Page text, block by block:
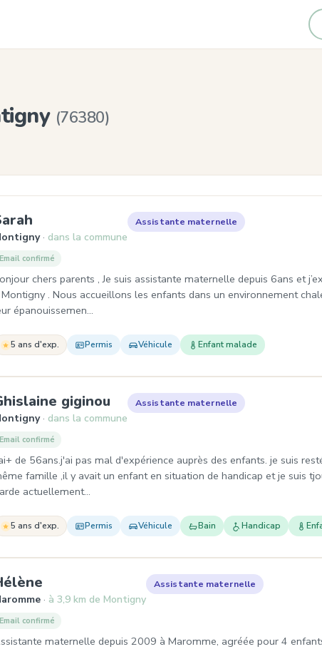
(76380)
, Assistante maternelle à Montigny
dans la commune
Assistante maternelle
Email confirmé
chers parents , Je suis assistante maternelle depuis 6ans et
. Nous accueillons les enfants dans un environnement
épanouissemen…
5 ans d'exp. Permis Véhicule Enfant malade
giginou , Assistante maternelle à
dans la commune
Assistante maternelle
Email confirmé
de 56ans.j'ai pas mal d'expérience auprès des enfants. je suis
famille ,il y avait un enfant en situation de handicap et je suis
actuellement…
5 ans d'exp. Permis Véhicule Bain Handicap
, Assistante maternelle à Maromme
à 3,9 km de Montigny
Assistante maternelle
Email confirmé
maternelle depuis 2009 à Maromme, agréée pour 4